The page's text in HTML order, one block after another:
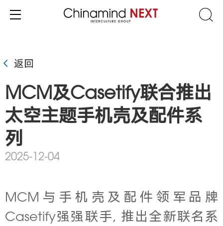
返回
MCM及Casetify联合推出
太空主题手机壳及配件系
列
2025-12-04
MCM与手机壳及配件领军品牌
Casetify强强联手, 推出全新联名系